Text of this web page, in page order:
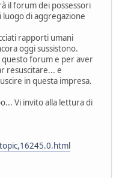
il forum dei possessori
luogo di aggregazione
rapporti umani
oggi sussistono.
questo forum e per aver
resuscitare... e
in questa impresa.
Vi invito alla lettura di